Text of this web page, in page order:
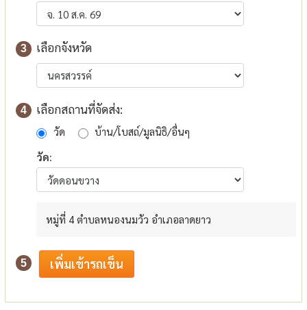
3 เลือกจังหวัด
4 เลือกสถานที่จัดส่ง:
วัด
บ้าน/โบสถ์/มูลนิธิ/อื่นๆ
วัด:
หมู่ที่ 4 ตำบลหนองนมวัว อำเภอลาดยาว
5